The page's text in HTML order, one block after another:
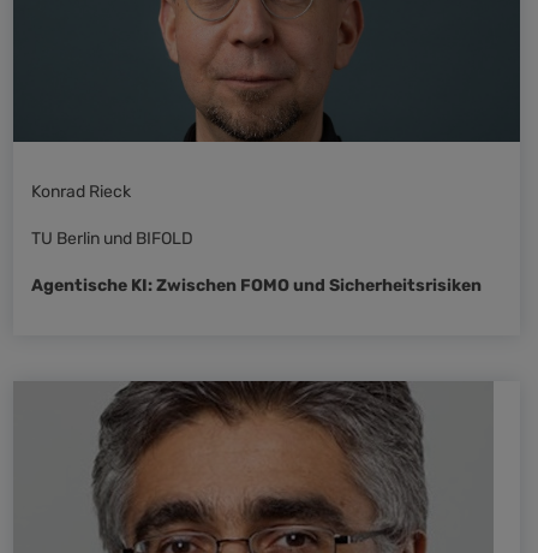
Konrad Rieck
TU Berlin und BIFOLD
Agentische KI: Zwischen FOMO und Sicherheitsrisiken